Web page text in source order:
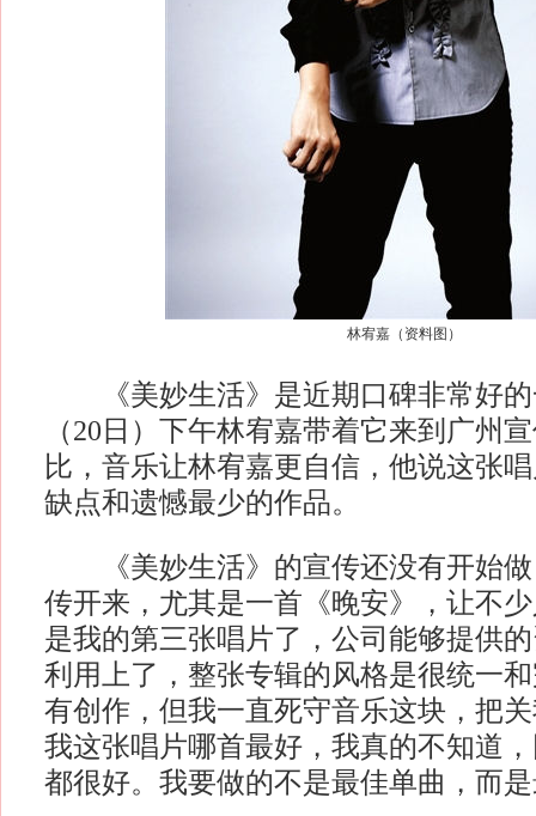
林宥嘉（资料图）
《美妙生活》是近期口碑非常好的
（20日）下午林宥嘉带着它来到广州
比，音乐让林宥嘉更自信，他说这张
缺点和遗憾最少的作品。
《美妙生活》的宣传还没有开始做
传开来，尤其是一首《晚安》，让不
是我的第三张唱片了，公司能够提供
利用上了，整张专辑的风格是很统一
有创作，但我一直死守音乐这块，把
我这张唱片哪首最好，我真的不知道
都很好。我要做的不是最佳单曲，而